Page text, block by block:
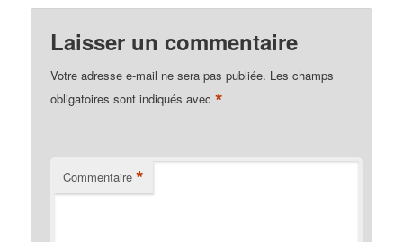
Laisser un commentaire
Votre adresse e-mail ne sera pas publiée. Les champs
obligatoires sont indiqués avec*
Commentaire *